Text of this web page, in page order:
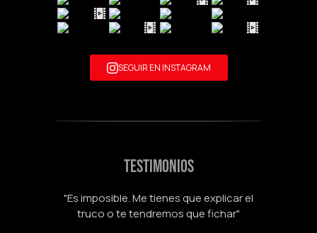
SEGUIR EN INSTAGRAM
TESTIMONIOS
"Es imposible. Me tienes que explicar el
truco o te tendremos que fichar"